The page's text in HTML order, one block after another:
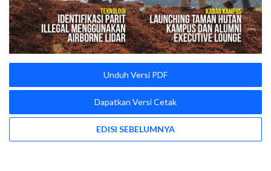
Unduh Versi PDF
Dapatkan Versi Cetak
EDISI SEBELUMNYA